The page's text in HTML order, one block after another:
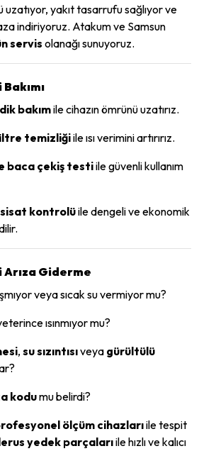
uzatıyor, yakıt tasarrufu sağlıyor ve
indiriyoruz. Atakum ve Samsun
servis olanağı sunuyoruz.
bakımile cihazın ömrünü uzatırız.
temizliğiile ısı verimini artırırız.
baca çekiş testiile güvenli kullanım
kontrolüile dengeli ve ekonomik
Arıza Giderme
veya sıcak su vermiyor mu?
ısınmıyor mu?
, su sızıntısıveya gürültülü
kodumu belirdi?
ölçüm cihazlarıile tespit
yedek parçalarıile hızlı ve kalıcı